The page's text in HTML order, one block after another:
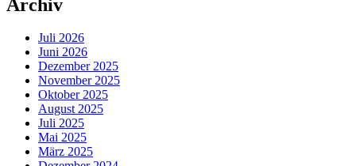
Archiv
Juli 2026
Juni 2026
Dezember 2025
November 2025
Oktober 2025
August 2025
Juli 2025
Mai 2025
März 2025